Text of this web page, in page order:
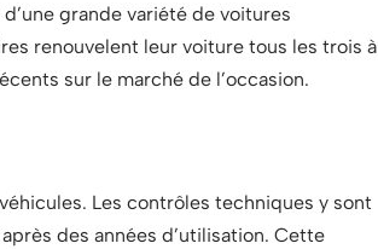
grande variété de voitures
renouvelent leur voiture tous les trois à
sur le marché de l’occasion.
Les contrôles techniques y sont
des années d’utilisation. Cette